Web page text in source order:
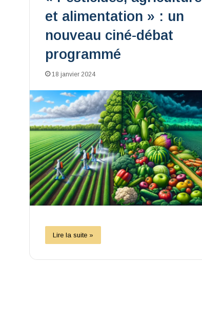
et alimentation » : un
nouveau ciné-débat
programmé
18 janvier 2024
Lire la suite »